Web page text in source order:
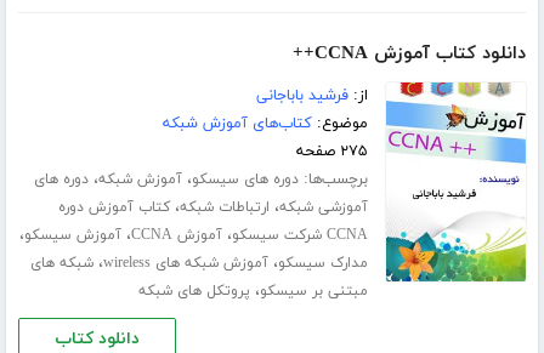
دانلود کتاب آموزش CCNA++
از:فرشید باباجانی
موضوع:کتاب‌های آموزش شبکه
۲۷۵ صفحه
برچسب‌ها:دوره های سیسکو،آموزش شبکه،دوره های
آموزشی شبکه، ارتباطات شبکه،کتاب آموزش دوره
CCNA شرکت سیسکو
،آموزش CCNA ،آموزش سیسکو،
مدارک سیسکو،آموزش شبکه های wireless ،شبکه های
مبتنی بر سیسکو، پروتکل های شبکه
دانلود کتاب